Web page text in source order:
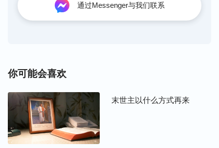
主耶稣的人都是从主耶稣的作工、说话中认出主耶稣
就是弥赛亚的。
为哪里有神的新说话哪里就有神的声音，哪里有神的
的显现，哪里有神的显现哪里就有真理、道路、生命
的存在。你们寻找神的脚踪都忽略了‘神是真理、道
路、生命’这句话，所以很多人得着了真理也不认为
是找到了神的脚踪，更不承认是神的显现，这是多么
通过Messenger与我们联系
你可能会喜欢
末世主以什么方式再来